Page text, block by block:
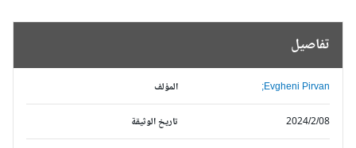
تفاصيل
المؤلف Evgheni Pirvan;
تاريخ الوثيقة 2024/2/08